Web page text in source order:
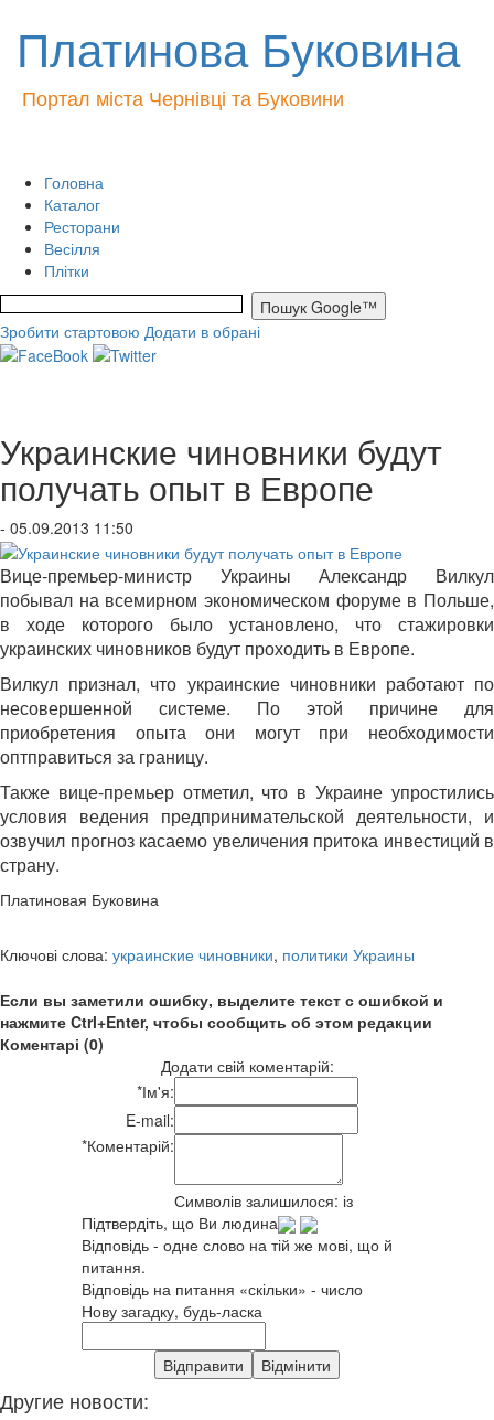
Платинова Буковина
Портал міста Чернівці та Буковини
Головна
Каталог
Ресторани
Весілля
Плітки
Зробити стартовою Додати в обрані
Украинские чиновники будут
получать опыт в Европе
- 05.09.2013 11:50
Вице-премьер-министр Украины Александр Вилкул
побывал на всемирном экономическом форуме в Польше,
в ходе которого было установлено, что стажировки
украинских чиновников будут проходить в Европе.
Вилкул признал, что украинские чиновники работают по
несовершенной системе. По этой причине для
приобретения опыта они могут при необходимости
оптправиться за границу.
Также вице-премьер отметил, что в Украине упростились
условия ведения предпринимательской деятельности, и
озвучил прогноз касаемо увеличения притока инвестиций в
страну.
Платиновая Буковина
Ключові слова: украинские чиновники, политики Украины
Если вы заметили ошибку, выделите текст с ошибкой и
нажмите Ctrl+Enter, чтобы сообщить об этом редакции
Коментарі (0)
Додати свій коментарій:
*Ім'я:
E-mail:
*Коментарій:
Символів залишилося: із
Підтвердіть, що Ви людина
Відповідь - одне слово на тій же мові, що й
питання.
Відповідь на питання «скільки» - число
Нову загадку, будь-ласка
Другие новости: